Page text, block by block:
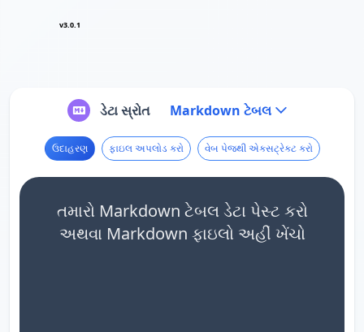
v3.0.1
ડેટા સ્રોત Markdown ટેબલ
ઉદાહરણ ફાઇલ અપલોડ કરો વેબ પેજથી એક્સટ્રેક્ટ કરો
તમારો Markdown ટેબલ ડેટા પેસ્ટ કરો
અથવા Markdown ફાઇલો અહીં ખેંચો